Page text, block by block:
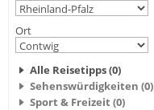
Ort
Alle Reisetipps (0)
Sehenswürdigkeiten (0)
Sport & Freizeit (0)